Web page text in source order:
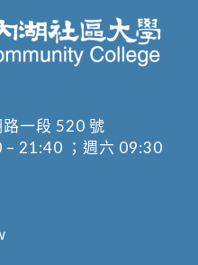
一段 520 號
– 21:40 ；週六 09:30